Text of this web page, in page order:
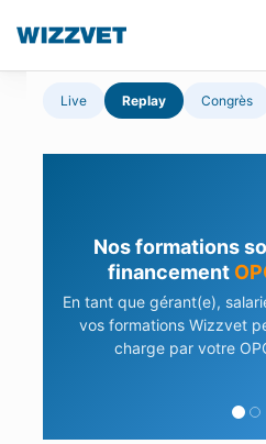
Live Replay Congrès
Nos formations
financement
En tant que gérant(e),
vos formations Wizzvet
charge par votre